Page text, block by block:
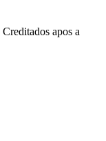
Creditados apos a